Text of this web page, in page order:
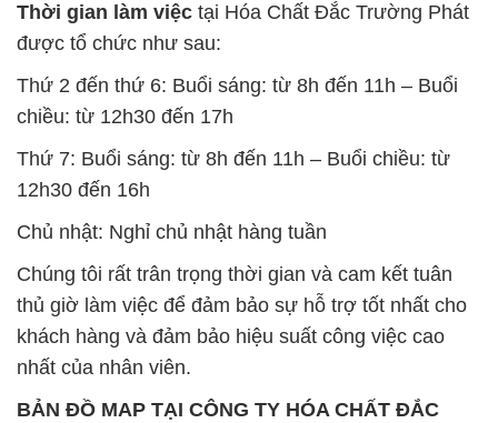
Thời gian làm việc tại Hóa Chất Đắc Trường Phát
được tổ chức như sau:
Thứ 2 đến thứ 6: Buổi sáng: từ 8h đến 11h – Buổi
chiều: từ 12h30 đến 17h
Thứ 7: Buổi sáng: từ 8h đến 11h – Buổi chiều: từ
12h30 đến 16h
Chủ nhật: Nghỉ chủ nhật hàng tuần
Chúng tôi rất trân trọng thời gian và cam kết tuân
thủ giờ làm việc để đảm bảo sự hỗ trợ tốt nhất cho
khách hàng và đảm bảo hiệu suất công việc cao
nhất của nhân viên.
BẢN ĐỒ MAP TẠI CÔNG TY HÓA CHẤT ĐẮC